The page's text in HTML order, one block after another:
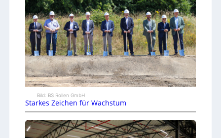
Bild: BS Rollen GmbH
Starkes Zeichen für Wachstum